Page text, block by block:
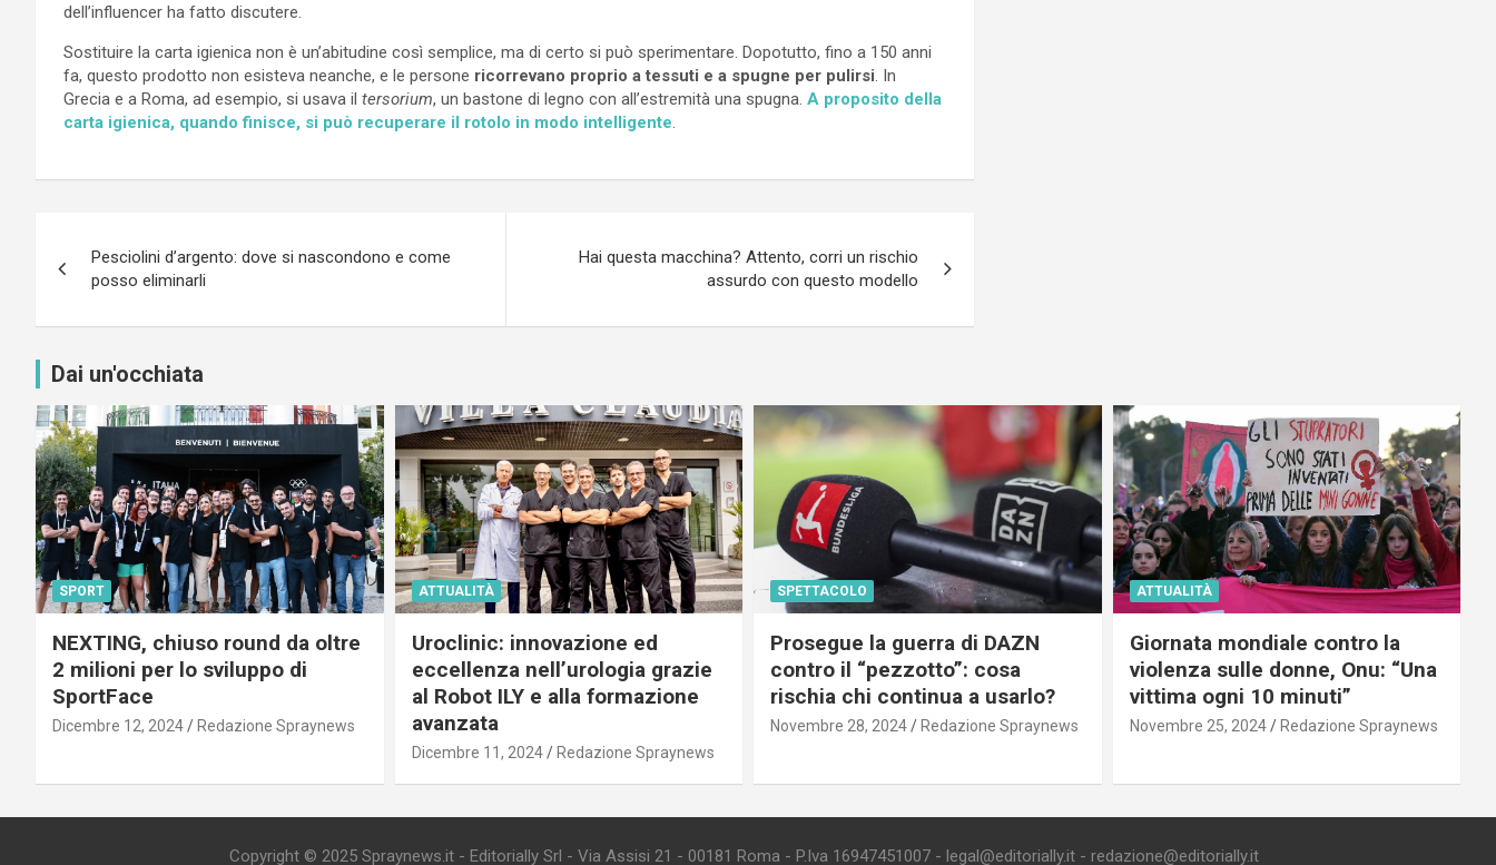
dell’influencer ha fatto discutere.
Sostituire la carta igienica non è un’abitudine così semplice, ma di certo si può sperimentare. Dopotutto, fino a 150 anni
fa, questo prodotto non esisteva neanche, e le persone ricorrevano proprio a tessuti e a spugne per pulirsi . In
Grecia e a Roma, ad esempio, si usava il tersorium, un bastone di legno con all’estremità una spugna. A proposito della
carta igienica, quando finisce, si può recuperare il rotolo in modo intelligente
articoli
Pesciolini d’argento: dove si nascondono e come
posso eliminarli
Hai questa macchina? Attento, corri un rischio
assurdo con questo modello
Dai un'occhiata
SPORT
NEXTING, chiuso round da oltre
2 milioni per lo sviluppo di
SportFace
Dicembre 12, 2024 Redazione Spraynews
ATTUALITÀ
Uroclinic: innovazione ed
eccellenza nell’urologia grazie
al Robot ILY e alla formazione
avanzata
Dicembre 11, 2024 Redazione Spraynews
SPETTACOLO
Prosegue la guerra di DAZN
contro il “pezzotto”: cosa
rischia chi continua a usarlo?
Novembre 28, 2024 Redazione Spraynews
ATTUALITÀ
Giornata mondiale contro la
violenza sulle donne, Onu: “Una
vittima ogni 10 minuti”
Novembre 25, 2024 Redazione Spraynews
Copyright © 2025 Spraynews.it - Editorially Srl - Via Assisi 21 - 00181 Roma - P.Iva 16947451007 - legal@editorially.it - redazione@editorially.it